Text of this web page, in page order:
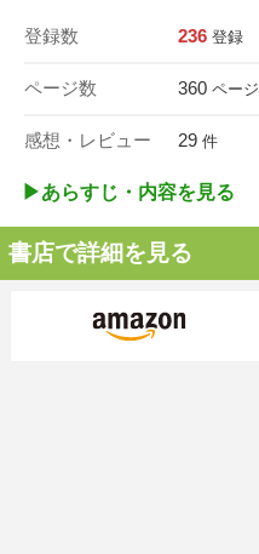
登録数 236 登録
ページ数 360 ページ
感想・レビュー 29 件
▶︎あらすじ・内容を見る
書店で詳細を見る